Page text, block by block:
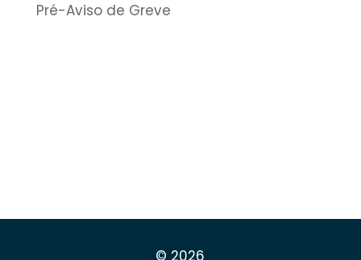
Pré-Aviso de Greve
© 2026